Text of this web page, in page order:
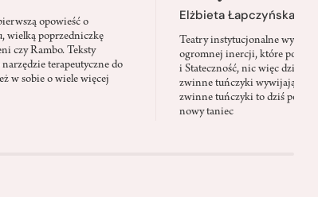
opowieść o
wielką poprzedniczkę
czy Rambo. Teksty
narzędzie terapeutyczne do
w sobie o wiele więcej
Elżbieta Łapczyńska
Teatry instytucjonalne
ogromnej inercji, które ponad
i Stateczność, nic więc
zwinne tuńczyki wywijają
zwinne tuńczyki to dziś
nowy taniec